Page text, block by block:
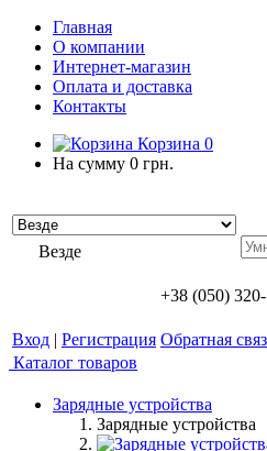
Главная
О компании
Интернет-магазин
Оплата и доставка
Контакты
Корзина 0
На сумму 0 грн.
Везде
+38 (050)
Вход | Регистрация Обратная
Каталог товаров
Зарядные устройства
Зарядные устройства